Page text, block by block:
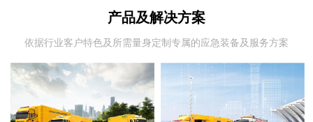
产品及解决方案
依据行业客户特色及所需量身定制专属的应急装备及服务方案